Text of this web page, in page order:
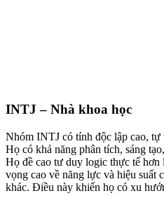
INTJ – Nhà khoa học
Nhóm INTJ có tính độc lập cao,
Họ có khả năng phân tích, sáng
Họ đề cao tư duy logic thực tế
vọng cao về năng lực và hiệu suất
khác. Điều này khiến họ có xu